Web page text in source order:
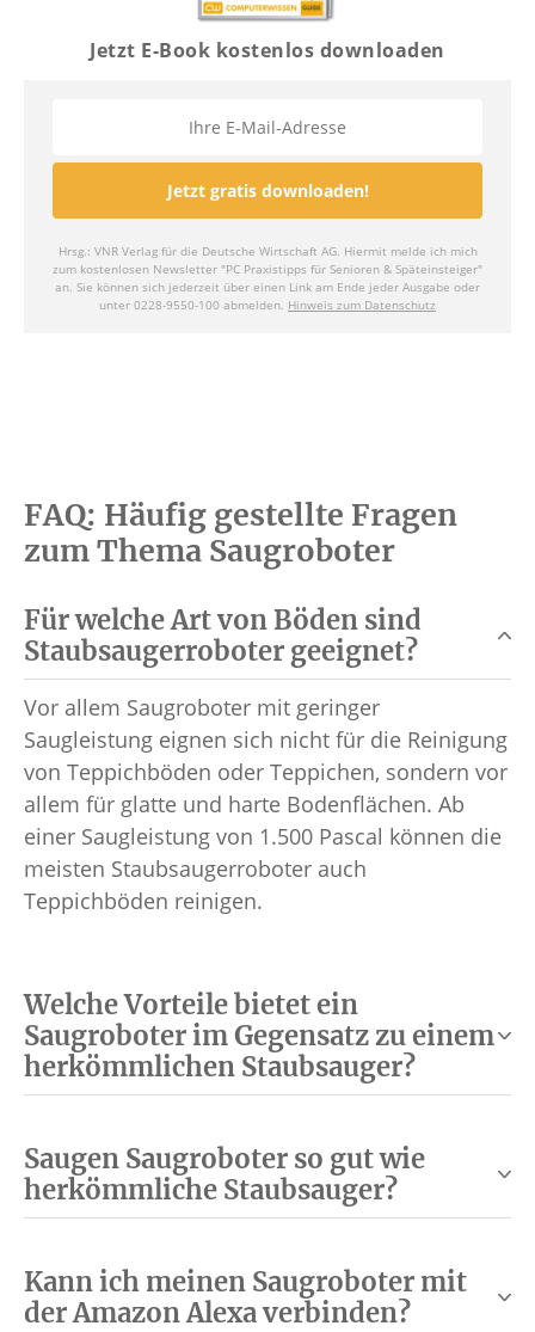
FAQ: Häufig gestellte Fragen
zum Thema Saugroboter
Für welche Art von Böden sind
Staubsaugerroboter geeignet?
Vor allem Saugroboter mit geringer
Saugleistung eignen sich nicht für die Reinigung
von Teppichböden oder Teppichen, sondern vor
allem für glatte und harte Bodenflächen. Ab
einer Saugleistung von 1.500 Pascal können die
meisten Staubsaugerroboter auch
Teppichböden reinigen.
Welche Vorteile bietet ein
Saugroboter im Gegensatz zu einem
herkömmlichen Staubsauger?
Saugen Saugroboter so gut wie
herkömmliche Staubsauger?
Kann ich meinen Saugroboter mit
der Amazon Alexa verbinden?